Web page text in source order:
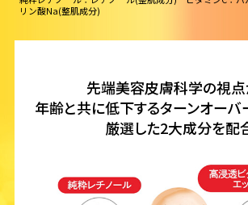
リン酸Na(整肌成分)
先端美容皮膚科学の視点
年齢と共に低下するターンオーバ
厳選した2大成分を配